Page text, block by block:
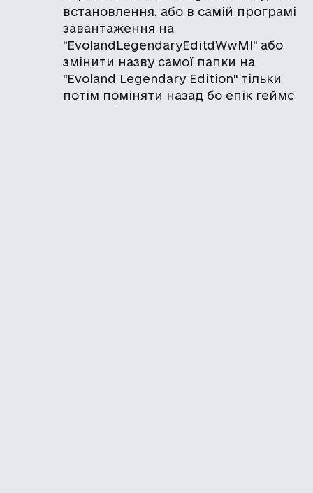
встановлення, або в самій програмі
завантаження на
"EvolandLegendaryEditdWwMI" або
змінити назву самої папки на
"Evoland Legendary Edition" тільки
потім поміняти назад бо епік геймс